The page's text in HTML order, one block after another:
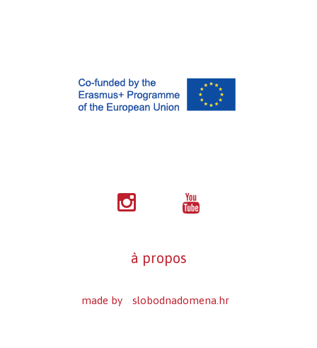
à propos
made by slobodnadomena.hr